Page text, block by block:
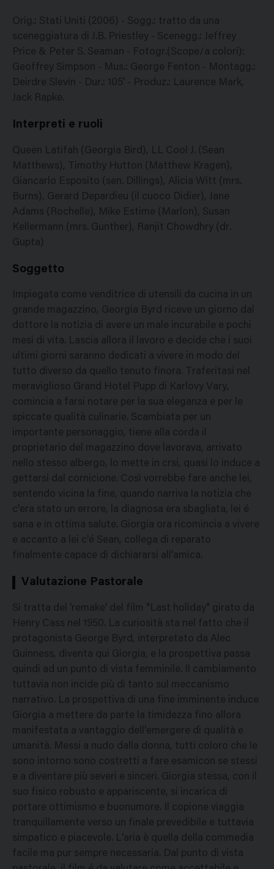
Orig.: Stati Uniti (2006) - Sogg.: tratto da una
sceneggiatura di J.B. Priestley - Scenegg.: Jeffrey
Price & Peter S. Seaman - Fotogr.(Scope/a colori):
Geoffrey Simpson - Mus.: George Fenton - Montagg.:
Deirdre Slevin - Dur.: 105' - Produz.: Laurence Mark,
Jack Rapke.
Interpreti e ruoli
Queen Latifah (Georgia Bird), LL Cool J. (Sean
Matthews), Timothy Hutton (Matthew Kragen),
Giancarlo Esposito (sen. Dillings), Alicia Witt (mrs.
Burns), Gerard Depardieu (il cuoco Didier), Jane
Adams (Rochelle), Mike Estime (Marlon), Susan
Kellermann (mrs. Gunther), Ranjit Chowdhry (dr.
Gupta)
Soggetto
Impiegata come venditrice di utensili da cucina in un
grande magazzino, Georgia Byrd riceve un giorno dal
dottore la notizia di avere un male incurabile e pochi
mesi di vita. Lascia allora il lavoro e decide che i suoi
ultimi giorni saranno dedicati a vivere in modo del
tutto diverso da quello tenuto finora. Traferitasi nel
meraviglioso Grand Hotel Pupp di Karlovy Vary,
comincia a farsi notare per la sua eleganza e per le
spiccate qualità culinarie. Scambiata per un
importante personaggio, tiene alla corda il
proprietario del magazzino dove lavorava, arrivato
nello stesso albergo, lo mette in crsi, quasi lo induce a
gettarsi dal cornicione. Così vorrebbe fare anche lei,
sentendo vicina la fine, quando narriva la notizia che
c'era stato un errore, la diagnosa era sbagliata, lei é
sana e in ottima salute. Giorgia ora ricomincia a vivere
e accanto a lei c'é Sean, collega di reparato
finalmente capace di dichiararsi all'amica.
Valutazione Pastorale
Si tratta del 'remake' del film "Last holiday" girato da
Henry Cass nel 1950. La curiosità sta nel fatto che il
protagonista George Byrd, interpretato da Alec
Guinness, diventa qui Giorgia, e la prospettiva passa
quindi ad un punto di vista femminile. Il cambiamento
tuttavia non incide più di tanto sul meccanismo
narrativo. La prospettiva di una fine imminente induce
Giorgia a mettere da parte la timidezza fino allora
manifestata a vantaggio dell'emergere di qualità e
umanità. Messi a nudo dalla donna, tutti coloro che le
sono intorno sono costretti a fare esamicon se stessi
e a diventare più severi e sinceri. Giorgia stessa, con il
suo fisico robusto e appariscente, si incarica di
portare ottimismo e buonumore. Il copione viaggia
tranquillamente verso un finale prevedibile e tuttavia
simpatico e piacevole. L'aria è quella della commedia
facile ma pur sempre necessaria. Dal punto di vista